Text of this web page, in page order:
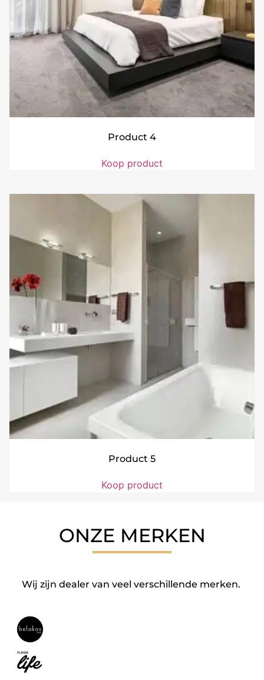
Product 4
Koop product
Product 5
Koop product
ONZE MERKEN
Wij zijn dealer van veel verschillende merken.